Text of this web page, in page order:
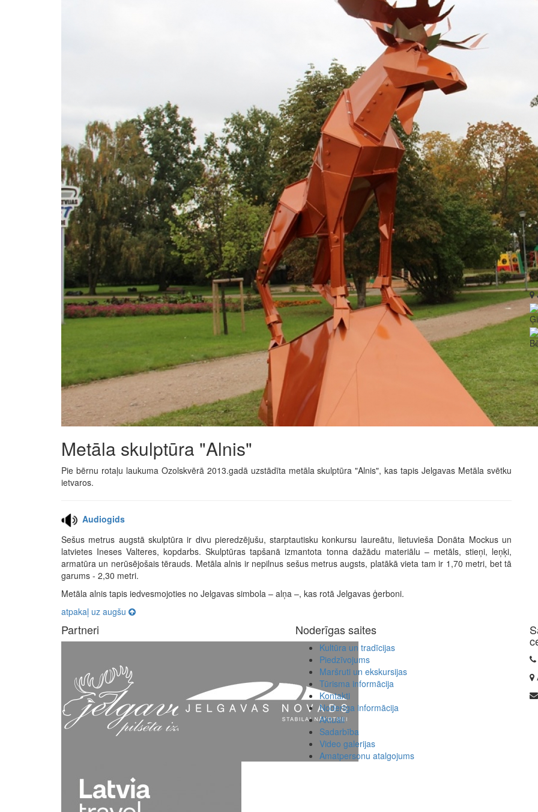
Metāla skulptūra "Alnis"
Pie bērnu rotaļu laukuma Ozolskvērā 2013.gadā uzstādīta metāla skulptūra "Alnis", kas tapis Jelgavas Metāla svētku
ietvaros.
Audiogids
Sešus metrus augstā skulptūra ir divu pieredzējušu, starptautisku konkursu laureātu, lietuvieša Donāta Mockus un
latvietes Ineses Valteres, kopdarbs. Skulptūras tapšanā izmantota tonna dažādu materiālu – metāls, stieņi, leņķi,
armatūra un nerūsējošais tērauds. Metāla alnis ir nepilnus sešus metrus augsts, platākā vieta tam ir 1,70 metri, bet tā
garums - 2,30 metri.
Metāla alnis tapis iedvesmojoties no Jelgavas simbola – alņa –, kas rotā Jelgavas ģerboni.
atpakaļ uz augšu
Partneri Noderīgas saites
Kultūra un tradīcijas
Piedzīvojums
Maršruti un ekskursijas
Tūrisma informācija
Kontakti
Noderīga informācija
Aktuāli
Sadarbība
Video galerijas
Amatpersonu atalgojums